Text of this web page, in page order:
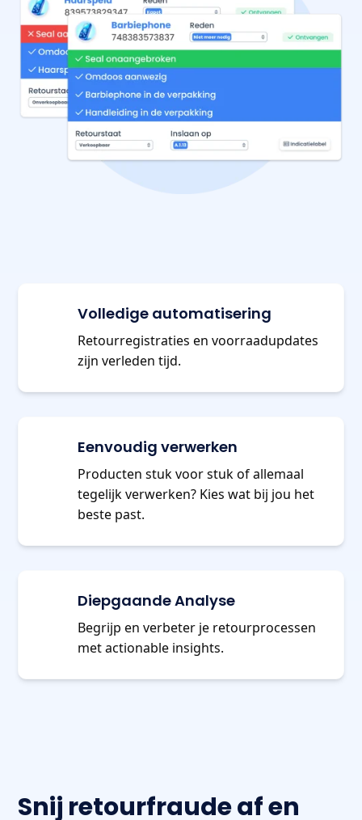
Volledige automatisering
Retourregistraties en voorraadupdates
zijn verleden tijd.
Eenvoudig verwerken
Producten stuk voor stuk of allemaal
tegelijk verwerken? Kies wat bij jou het
beste past.
Diepgaande Analyse
Begrijp en verbeter je retourprocessen
met actionable insights.
Snij retourfraude af en